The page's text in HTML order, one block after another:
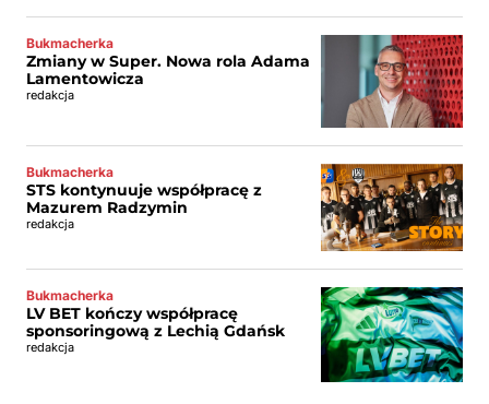
Bukmacherka
Zmiany w Super. Nowa rola Adama
Lamentowicza
redakcja
Bukmacherka
STS kontynuuje współpracę z
Mazurem Radzymin
redakcja
Bukmacherka
LV BET kończy współpracę
sponsoringową z Lechią Gdańsk
redakcja